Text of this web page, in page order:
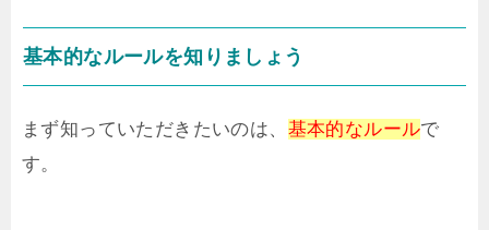
基本的なルールを知りましょう
まず知っていただきたいのは、 基本的なルールで
す。